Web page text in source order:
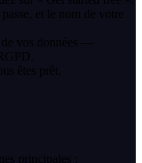
et le nom de votre
vos données —
êtes prêt.
principales :